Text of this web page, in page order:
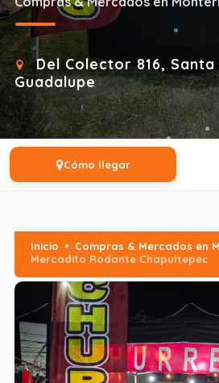
Del Colector 816,
Guadalupe
Cómo llegar
Inicio
Compras & Mercados en
Mercadito Rodante Chapultepec